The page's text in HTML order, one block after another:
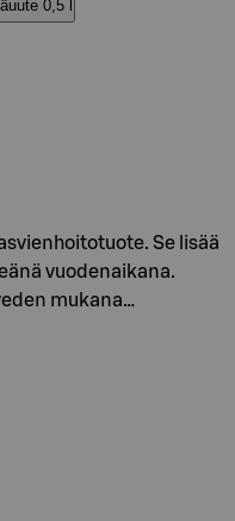
0,5 l
Se lisää
vuodenaikana.
mukana…